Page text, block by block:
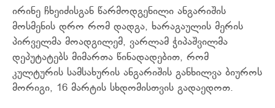
ირინე ჩხეიძისგან წარმოდგენილი ანგარიშის
მოსმენის დრო რომ დადგა, ხარაგაულის მერის
პირველმა მოადგილემ, ვარლამ ჭიპაშვილმა
დეპუტატებს მიმართა წინადადებით, რომ
კულტურის სამსახურის ანგარიშის განხილვა ბიუროს
მორიგი, 16 მარტის სხდომისთვის გადაედოთ.